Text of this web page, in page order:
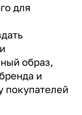
для
образ,
и
покупателей